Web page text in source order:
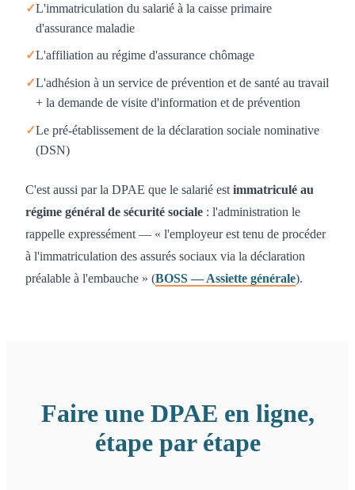
✓L'immatriculation du salarié à la caisse primaire
d'assurance maladie
✓L'affiliation au régime d'assurance chômage
✓L'adhésion à un service de prévention et de santé au travail
+ la demande de visite d'information et de prévention
✓Le pré-établissement de la déclaration sociale nominative
(DSN)
C'est aussi par la DPAE que le salarié est immatriculé au
régime général de sécurité sociale : l'administration le
rappelle expressément — « l'employeur est tenu de procéder
à l'immatriculation des assurés sociaux via la déclaration
préalable à l'embauche » (BOSS — Assiette générale).
Faire une DPAE en ligne,
étape par étape